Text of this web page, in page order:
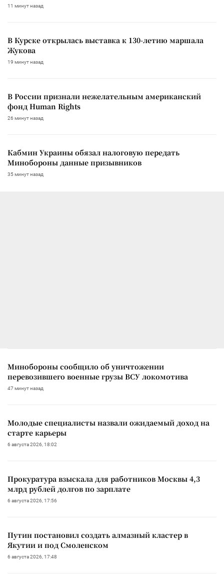
11 минут назад
В Курске открылась выставка к 130-летию маршала
Жукова
19 минут назад
В России признали нежелательным американский
фонд Human Rights
26 минут назад
Кабмин Украины обязал налоговую передать
Минобороны данные призывников
35 минут назад
Минобороны сообщило об уничтожении
перевозившего военные грузы ВСУ локомотива
47 минут назад
Молодые специалисты назвали ожидаемый доход на
старте карьеры
6 августа 2026, 18:02
Прокуратура взыскала для работников Москвы 4,3
млрд рублей долгов по зарплате
6 августа 2026, 17:56
Путин постановил создать алмазный кластер в
Якутии и под Смоленском
6 августа 2026, 17:48